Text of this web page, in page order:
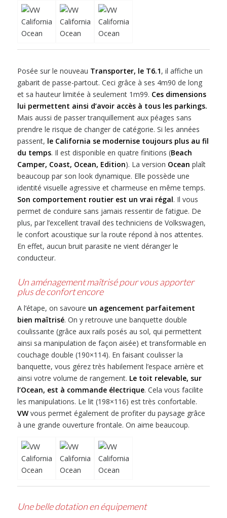
Posée sur le nouveau Transporter, le T6.1, il affiche un
gabarit de passe-partout. Ceci grâce à ses 4m90 de long
et sa hauteur limitée à seulement 1m99. Ces dimensions
lui permettent ainsi d’avoir accès à tous les parkings.
Mais aussi de passer tranquillement aux péages sans
prendre le risque de changer de catégorie. Si les années
passent, le California se modernise toujours plus au fil
du temps. Il est disponible en quatre finitions (Beach
Camper, Coast, Ocean, Edition). La version Ocean plaît
beaucoup par son look dynamique. Elle possède une
identité visuelle agressive et charmeuse en même temps.
Son comportement routier est un vrai régal. Il vous
permet de conduire sans jamais ressentir de fatigue. De
plus, par l’excellent travail des techniciens de Volkswagen,
le confort acoustique sur la route répond à nos attentes.
En effet, aucun bruit parasite ne vient déranger le
conducteur.
Un aménagement maîtrisé pour vous apporter
plus de confort encore
A l’étape, on savoure un agencement parfaitement
bien maîtrisé. On y retrouve une banquette double
coulissante (grâce aux rails posés au sol, qui permettent
ainsi sa manipulation de façon aisée) et transformable en
couchage double (190×114). En faisant coulisser la
banquette, vous gérez très habilement l’espace arrière et
ainsi votre volume de rangement. Le toit relevable, sur
l’Ocean, est à commande électrique. Cela vous facilite
les manipulations. Le lit (198×116) est très confortable.
VWvous permet également de profiter du paysage grâce
à une grande ouverture frontale. On aime beaucoup.
Une belle dotation en équipement